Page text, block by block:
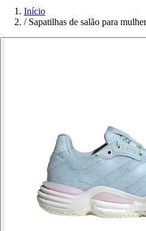
Início
/ Sapatilhas de salão para